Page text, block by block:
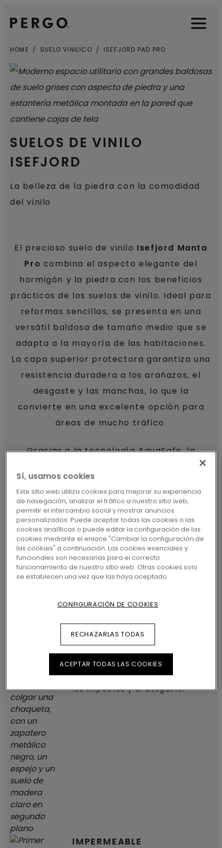
OpenOpen
HOME SUELO VINILICO ISEFJORD PAD PRO
SUELOS DE VINILO
ISEFJORD
La belleza de la piedra con la comodidad
del vinilo
El precioso suelo de vinilo Isefjord Manta
Pro combina el aspecto elegante del
hormigón y la piedra con los beneficios
prácticos de los suelos de vinilo. Ideal para
reformas sencillas, se presenta en una
versátil baldosa de tamaño medio que se
adapta a la mayoría de las habitaciones.
La capa superior protectora garantiza una
resistencia duradera a los arañazos, el
desgaste y las manchas, lo que la
convierte en una excelente opción para
áreas de mucho tráfico.
Gracias a la tecnología AquaSafe, la
superficie es totalmente impermeable,
mientras que su capa de subsuelo
integrada y el sistema Uniclic® facilitan
una instalación rápida y sencilla.
¿POR QUÉ OPTAR POR LAS
MANTAS DE SUELO DE
SUAVE, SILENCIOSO Y
CÁLIDO
silencioso, pero tiene un núcleo
fuerte y una alta resistencia a
los impactos y al desgaste.
IMPERMEABLE
Sí, usamos cookies
Este sitio web utiliza cookies para mejorar su experiencia
de navegación, analizar el tráfico a nuestro sitio web,
permitir el intercambio social y mostrar anuncios
personalizados. Puede aceptar todas las cookies o las
cookies analíticas o puede editar la configuración de las
cookies mediante el enlace "Cambiar la configuración de
las cookies" a continuación. Las cookies esenciales y
funcionales son necesarias para el correcto
funcionamiento de nuestro sitio web. Otras cookies solo
se establecen una vez que las haya aceptado.
CONFIGURACIÓN DE COOKIES
RECHAZARLAS TODAS
ACEPTAR TODAS LAS COOKIES